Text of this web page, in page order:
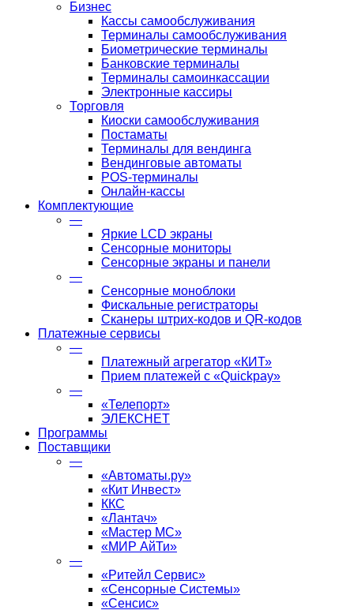
Бизнес
Кассы самообслуживания
Терминалы самообслуживания
Биометрические терминалы
Банковские терминалы
Терминалы самоинкассации
Электронные кассиры
Торговля
Киоски самообслуживания
Постаматы
Терминалы для вендинга
Вендинговые автоматы
POS-терминалы
Онлайн-кассы
Комплектующие
—
Яркие LCD экраны
Сенсорные мониторы
Сенсорные экраны и панели
—
Сенсорные моноблоки
Фискальные регистраторы
Сканеры штрих-кодов и QR-кодов
Платежные сервисы
—
Платежный агрегатор «КИТ»
Прием платежей с «Quickpay»
—
«Телепорт»
ЭЛЕКСНЕТ
Программы
Поставщики
—
«Автоматы.ру»
«Кит Инвест»
ККС
«Лантач»
«Мастер МС»
«МИР АйТи»
—
«Ритейл Сервис»
«Сенсорные Системы»
«Сенсис»